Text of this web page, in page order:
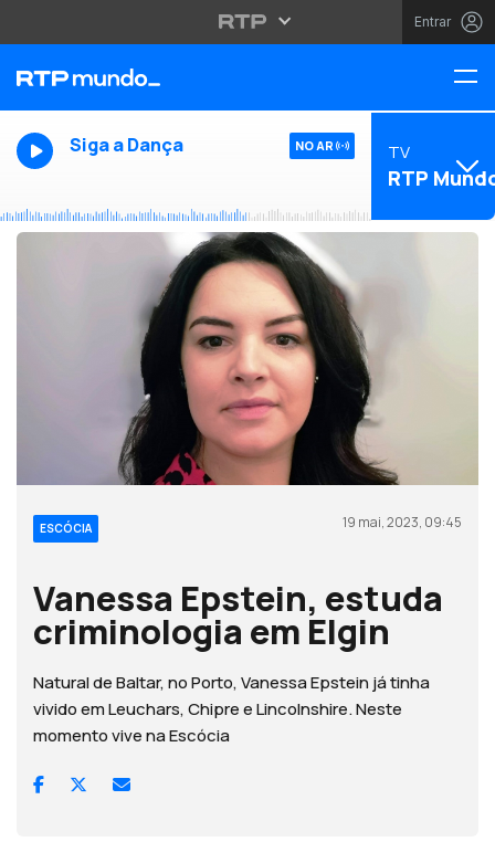
Entrar
Siga a Dança NO AR TV
RTP
ESCÓCIA 19 mai, 2023, 09:45
Vanessa Epstein, estuda
criminologia em Elgin
Natural de Baltar, no Porto, Vanessa Epstein já tinha
vivido em Leuchars, Chipre e Lincolnshire. Neste
momento vive na Escócia